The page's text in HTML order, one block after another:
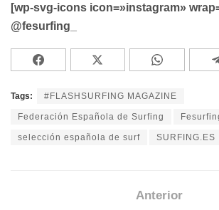
[wp-svg-icons icon=»instagram»
@fesurfing_
Tags: #FLASHSURFING MAGAZINE
Federación Española de Surfing
selección española de surf SURFING.ES
Anterior